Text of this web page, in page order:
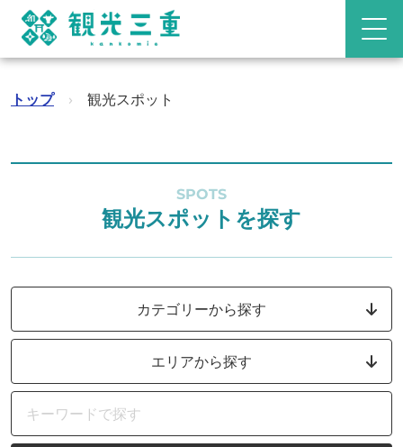
トップ › 観光スポット
SPOTS
観光スポットを探す
カテゴリーから探す
エリアから探す